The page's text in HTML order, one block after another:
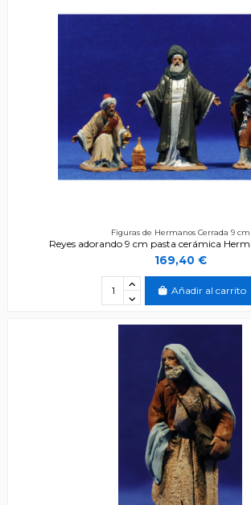
Figuras de Hermanos Cerrada 9 cm
Reyes adorando 9 cm pasta cerámica
169,40 €
Añadir al carrito